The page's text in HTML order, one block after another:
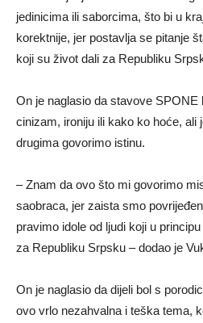
jedinicima ili saborcima, što bi u
korektnije, jer postavlja se pitanje
koji su život dali za Republiku
On je naglasio da stavove SPONE
cinizam, ironiju ili kako ko hoće, ali
drugima govorimo istinu.
– Znam da ovo što mi govorimo
saobraca, jer zaista smo
pravimo idole od ljudi koji u
za Republiku Srpsku – dodao je
On je naglasio da dijeli bol s
ovo vrlo nezahvalna i teška tema,